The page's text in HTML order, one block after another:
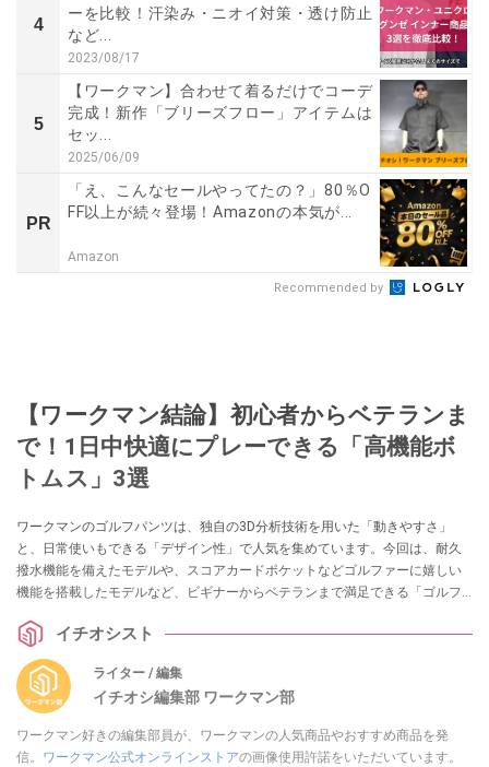
4
ーを比較！汗染み・ニオイ対策・透け防止
など...
2023/08/17
5
【ワークマン】合わせて着るだけでコーデ
完成！新作「ブリーズフロー」アイテムは
セッ...
2025/06/09
PR
「え、こんなセールやってたの？」80％O
FF以上が続々登場！Amazonの本気が...
Amazon
Recommended by
【ワークマン結論】初心者からベテランま
で！1日中快適にプレーできる「高機能ボ
トムス」3選
ワークマンのゴルフパンツは、独自の3D分析技術を用いた「動きやすさ」
と、日常使いもできる「デザイン性」で人気を集めています。今回は、耐久
撥水機能を備えたモデルや、スコアカードポケットなどゴルファーに嬉しい
機能を搭載したモデルなど、ビギナーからベテランまで満足できる「ゴルフ
イチオシスト
ライター / 編集
イチオシ編集部 ワークマン部
ワークマン好きの編集部員が、ワークマンの人気商品やおすすめ商品を発
信。 ワークマン公式オンラインストアの画像使用許諾をいただいています。